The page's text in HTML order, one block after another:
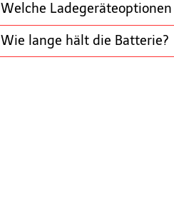
Welche
Wie lange hält die Batterie?